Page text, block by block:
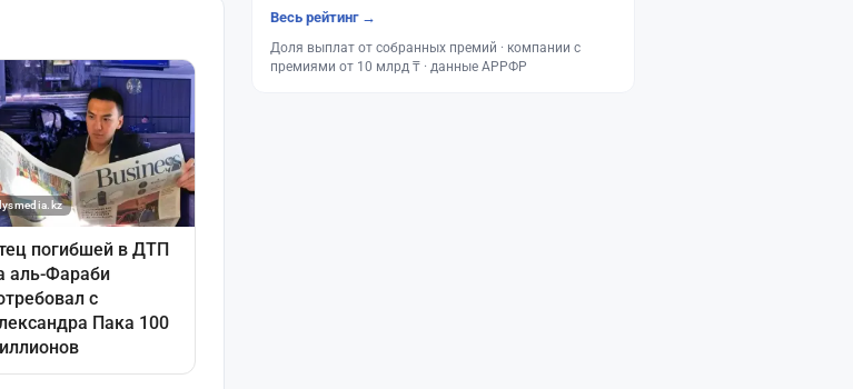
Весь рейтинг →
Доля выплат от собранных премий · компании с
премиями от 10 млрд ₸ · данные АРРФР